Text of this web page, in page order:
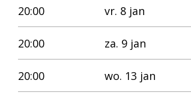
20:00 vr. 8 jan
20:00 za. 9 jan
20:00 wo. 13 jan